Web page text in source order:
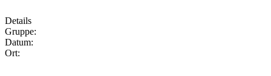
Details
Gruppe:
Datum:
Ort: